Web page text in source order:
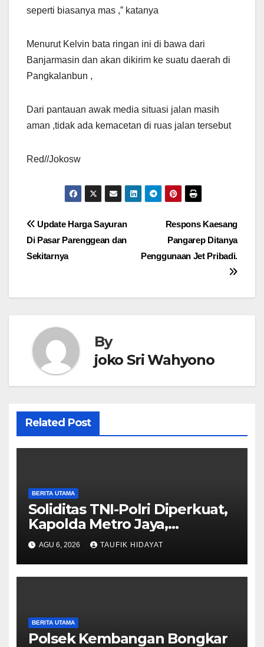
seperti biasanya mas ,” katanya
Menurut Kelvin bata ringan ini di bawa dari
Banjarmasin dan akan dikirim ke suatu daerah di
Pangkalanbun ,
Dari pantauan awak media situasi jalan masih
aman ,tidak ada kemacetan di ruas jalan tersebut
Red//Jokosw
Navigasi
pos
Respons Kaesang
Pangarep Ditanya
Penggunaan Jet Pribadi.
Update Harga Sayuran
Di Pasar Parenggean dan
Sekitarnya
By
joko Sri Wahyono
Related Post
BERITA UTAMA
Soliditas TNI-Polri Diperkuat,
Kapolda Metro Jaya,
Pangdam Jaya, dan
Dankorbrimob Jalin
Silaturahmi
AGU 6, 2026 TAUFIK HIDAYAT
BERITA UTAMA
Polsek Kembangan Bongkar